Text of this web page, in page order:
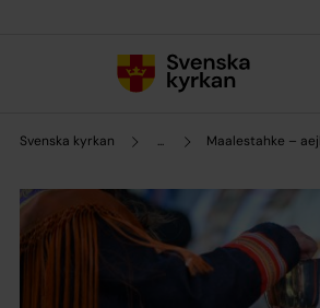
Svenska kyrkan ... Maalestahke –